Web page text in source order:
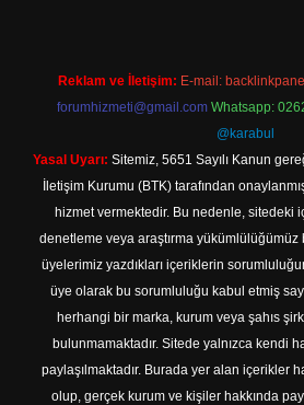
Reklam ve İletişim: E-mail:
forumhizmeti@gmail.com Whatsapp:
@karabul
Yasal Uyarı: Sitemiz, 5651 Sayılı Kanun
İletişim Kurumu (BTK) tarafından
hizmet vermektedir. Bu nedenle, sitedeki
denetleme veya araştırma yükümlülüğümüz
üyelerimiz yazdıkları içeriklerin
üye olarak bu sorumluluğu kabul etmiş
herhangi bir marka, kurum veya şahıs
bulunmamaktadır. Sitede yalnızca kendi
paylaşılmaktadır. Burada yer alan içerikler
olup, gerçek kurum ve kişiler hakkında